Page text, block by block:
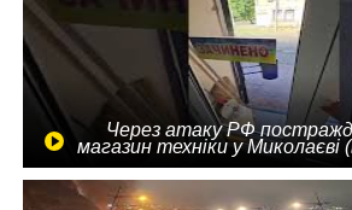
Через атаку РФ
магазин техніки у Миколаєві